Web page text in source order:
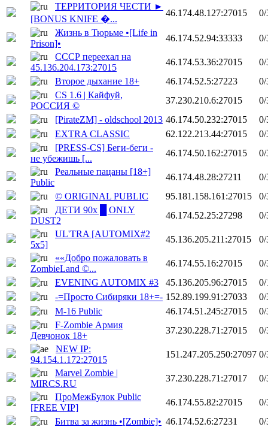
ТЕРРИТОРИЯ ЧЕСТИ ►
[BONUS KNIFE �...
46.174.48.127:27015
0/
Жизнь в Тюрьме •[Life in
Prison]•
46.174.52.94:33333
0/
СССР переехал на
45.136.204.173:27015
46.174.53.36:27015
0/
Второе дыхание 18+
46.174.52.5:27223
0/
CS 1.6 | Кайфуй,
РОССИЯ ©
37.230.210.6:27015
0/
[PirateZM] - oldschool 2013 46.174.50.232:27015
0/
EXTRA CLASSIC
62.122.213.44:27015
0/
[PRESS-CS] Беги-беги -
не убежишь [...
46.174.50.162:27015
0/
Реальные пацаны [18+]
Public
46.174.48.28:27211
0/
© ORIGINAL PUBLIC
95.181.158.161:27015
0/
ДЕТИ 90х █ ONLY
DUST2
46.174.52.25:27298
0/
UL'TRA [AUTOMIX#2
5x5]
45.136.205.211:27015
0/
««Добро пожаловать в
ZombieLand ©...
46.174.55.16:27015
0/
EVENING AUTOMIX #3
45.136.205.96:27015
0/
-=Просто Сибиряки 18+=- 152.89.199.91:27033
0/
M-16 Public
46.174.51.245:27015
0/
F-Zombie Армия
Девчонок 18+
37.230.228.71:27015
0/
NEW IP:
94.154.1.172:27015
151.247.205.250:27097 0/
Marvel Zombie |
MIRCS.RU
37.230.228.71:27017
0/
ПроМежБулок Public
[FREE VIP]
46.174.55.82:27015
0/
Битва за жизнь •[Zombie]• 46.174.52.6:27231
0/